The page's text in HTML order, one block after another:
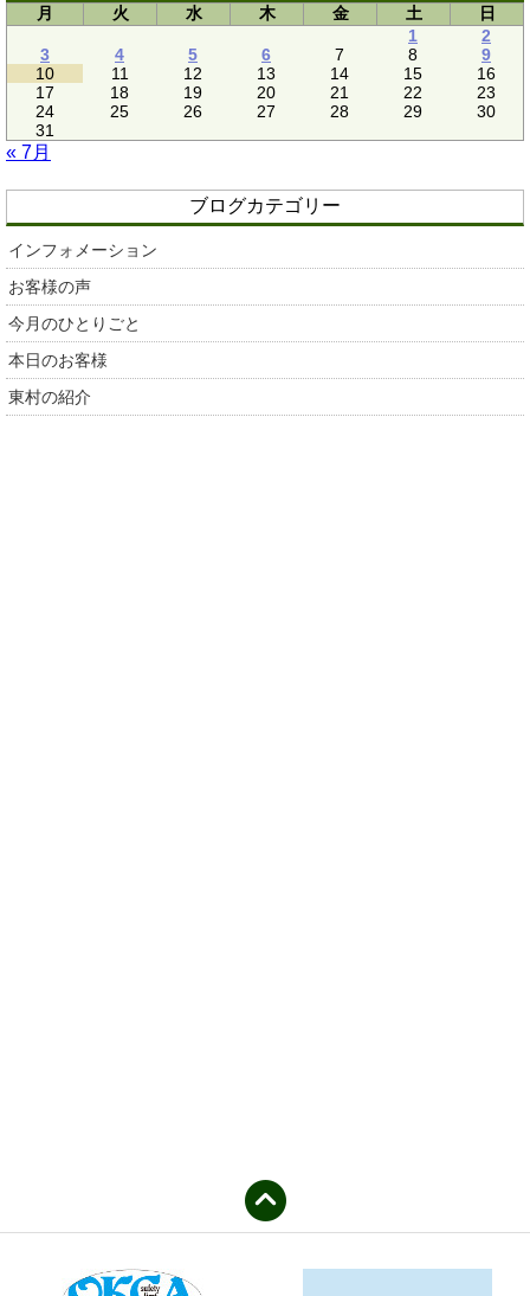
月
火 水 木 金 土
日
1
2
3
4 5 6 7 8
9
10
11 12 13 14 15
16
17
18 19 20 21 22
23
24
25 26 27 28 29
30
31
« 7月
ブログカテゴリー
インフォメーション
お客様の声
今月のひとりごと
本日のお客様
東村の紹介